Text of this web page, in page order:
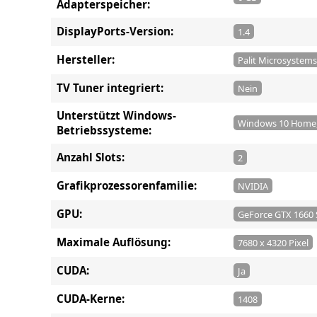
Adapterspeicher:
DisplayPorts-Version: 1.4
Hersteller: Palit Microsystems
TV Tuner integriert: Nein
Unterstützt Windows-
Betriebssysteme:
Windows 10
Anzahl Slots: 2
Grafikprozessorenfamilie: NVIDIA
GPU: GeForce GTX 1660
Maximale Auflösung: 7680 x 4320 Pixel
CUDA: Ja
CUDA-Kerne: 1408